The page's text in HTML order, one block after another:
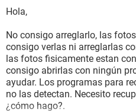
Hola,
No consigo arreglarlo, las
consigo verlas ni arreglarlas
las fotos fisicamente estan
consigo abrirlas con ningún
ayudar. Los programas para
no las detectan. Necesito
¿cómo hago?.